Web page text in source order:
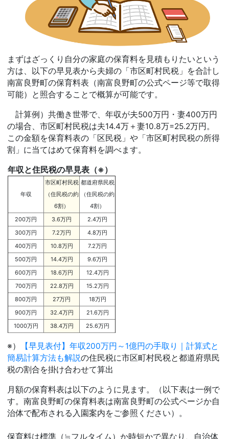
まずはざっくり自分の家庭の保育料を見積もりたいという
方は、以下の早見表から夫婦の「市区町村民税」を合計し
南富良野町の保育料表（南富良野町の公式ページ等で取得
可能）と照合することで概算が可能です。
計算例）共働き世帯で、年収が夫500万円・妻400万円
の場合、市区町村民税は夫14.4万＋妻10.8万=25.2万円。
この金額を保育料表の「区民税」や「市区町村民税の所得
割」に当てはめて保育料を調べます。
年収と住民税の早見表（※）
年収
市区町村民税
（住民税の約
6割）
都道府県民税
（住民税の約
4割）
200万円
3.6万円
2.4万円
300万円
7.2万円
4.8万円
400万円
10.8万円
7.2万円
500万円
14.4万円
9.6万円
600万円
18.6万円
12.4万円
700万円
22.8万円
15.2万円
800万円
27万円
18万円
900万円
32.4万円
21.6万円
1000万円
38.4万円 25.6万円
※）
【早見表付】年収200万円～1億円の手取り｜計算式と
簡易計算方法も解説の住民税に市区町村民税と都道府県民
税の割合を掛け合わせて算出
月額の保育料表は以下のように見ます。（以下表は一例で
す。南富良野町の保育料表は南富良野町の公式ページか自
治体で配布される入園案内をご参照ください）。
保育料は標準（≒フルタイム）か時短かで異なり、自治体